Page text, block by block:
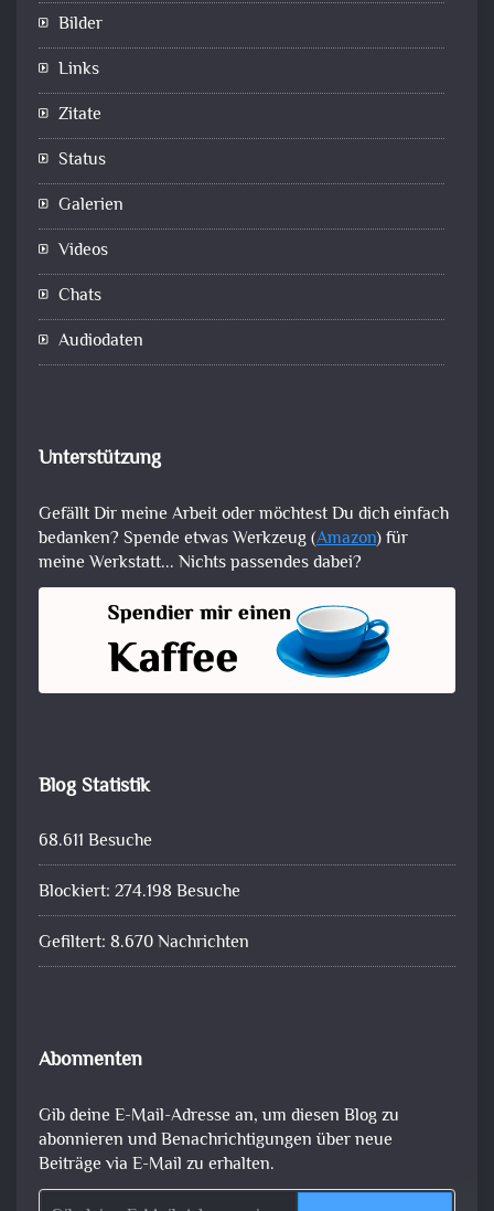
Bilder
Links
Zitate
Status
Galerien
Videos
Chats
Audiodaten
Unterstützung
Gefällt Dir meine Arbeit oder möchtest Du dich einfach
bedanken? Spende etwas Werkzeug (Amazon) für
meine Werkstatt... Nichts passendes dabei?
Blog Statistik
68.611 Besuche
Blockiert: 274.198 Besuche
Gefiltert: 8.670 Nachrichten
Abonnenten
Gib deine E-Mail-Adresse an, um diesen Blog zu
abonnieren und Benachrichtigungen über neue
Beiträge via E-Mail zu erhalten.
Gib deine E-Mail-Adresse ein ...